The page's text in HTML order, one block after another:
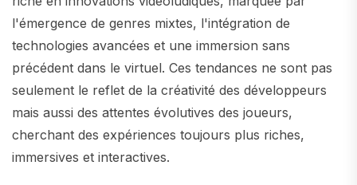
l'émergence de genres mixtes, l'intégration de
technologies avancées et une immersion sans
précédent dans le virtuel. Ces tendances ne sont pas
seulement le reflet de la créativité des développeurs
mais aussi des attentes évolutives des joueurs,
cherchant des expériences toujours plus riches,
immersives et interactives.